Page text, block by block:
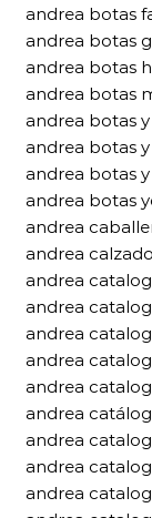
andrea botas
andrea botas
andrea botas
andrea botas
andrea botas
andrea botas
andrea botas
andrea botas
andrea
andrea
andrea
andrea
andrea
andrea
andrea
andrea
andrea
andrea
andrea